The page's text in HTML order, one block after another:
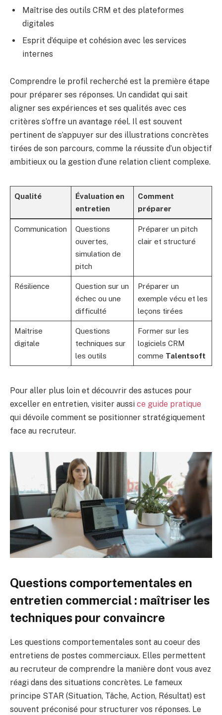
Maîtrise des outils CRM et des plateformes
digitales
Esprit d’équipe et cohésion avec les services
internes
Comprendre le profil recherché est la première étape
pour préparer ses réponses. Un candidat qui sait
aligner ses expériences et ses qualités avec ces
critères s’offre un avantage réel. Il est souvent
pertinent de s’appuyer sur des illustrations concrètes
tirées de son parcours, comme la réussite d’un objectif
ambitieux ou la gestion d’une relation client complexe.
Qualité
Évaluation en
entretien
Comment
préparer
Communication
Questions
ouvertes,
simulation de
pitch
Préparer un pitch
clair et structuré
Résilience
Question sur un
échec ou une
difficulté
Préparer un
exemple vécu et les
leçons tirées
Maîtrise
digitale
Questions
techniques sur
les outils
Former sur les
logiciels CRM
comme Talentsoft
Pour aller plus loin et découvrir des astuces pour
exceller en entretien, visiter aussi ce guide pratique
qui dévoile comment se positionner stratégiquement
face au recruteur.
Questions comportementales en
entretien commercial : maîtriser les
techniques pour convaincre
Les questions comportementales sont au coeur des
entretiens de postes commerciaux. Elles permettent
au recruteur de comprendre la manière dont vous avez
réagi dans des situations concrètes. Le fameux
principe STAR (Situation, Tâche, Action, Résultat) est
souvent préconisé pour structurer vos réponses. Le